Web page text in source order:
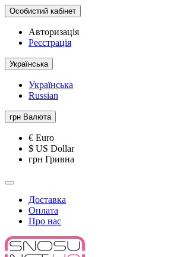
Особистий кабінет
Авторизація
Реєстрація
Українська
Українська
Russian
грн Валюта
€ Euro
$ US Dollar
грн Гривна
Доставка
Оплата
Про нас